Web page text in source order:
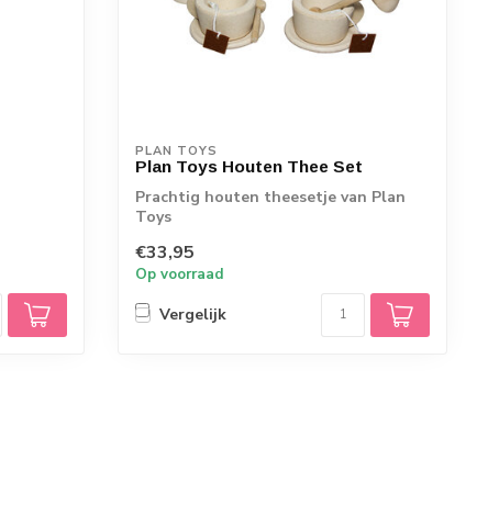
PLAN TOYS
Plan Toys Houten Thee Set
Prachtig houten theesetje van Plan
Toys
€33,95
Op voorraad
Vergelijk